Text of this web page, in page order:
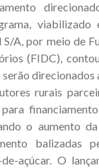
A, por meio de
(FIDC),
direcionados
rurais
o aumento
balizadas
açúcar. O